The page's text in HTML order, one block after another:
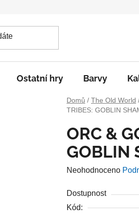
Ostatní hry Barvy
Domů / The Old World
TRIBES: GOBLIN
ORC &
GOBLIN
Průměrné
produktu
je
Neohodnoceno
Dostupnost
Kód: